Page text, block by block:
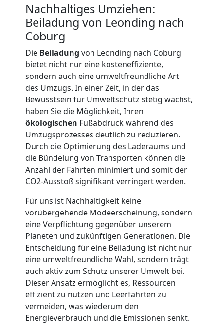
Nachhaltiges Umziehen:
Beiladung von Leonding nach
Coburg
Die Beiladung von Leonding nach Coburg
bietet nicht nur eine kosteneffiziente,
sondern auch eine umweltfreundliche Art
des Umzugs. In einer Zeit, in der das
Bewusstsein für Umweltschutz stetig wächst,
haben Sie die Möglichkeit, Ihren
ökologischen Fußabdruck während des
Umzugsprozesses deutlich zu reduzieren.
Durch die Optimierung des Laderaums und
die Bündelung von Transporten können die
Anzahl der Fahrten minimiert und somit der
CO2-Ausstoß signifikant verringert werden.
Für uns ist Nachhaltigkeit keine
vorübergehende Modeerscheinung, sondern
eine Verpflichtung gegenüber unserem
Planeten und zukünftigen Generationen. Die
Entscheidung für eine Beiladung ist nicht nur
eine umweltfreundliche Wahl, sondern trägt
auch aktiv zum Schutz unserer Umwelt bei.
Dieser Ansatz ermöglicht es, Ressourcen
effizient zu nutzen und Leerfahrten zu
vermeiden, was wiederum den
Energieverbrauch und die Emissionen senkt.
LKW
Möbellift
Leonding
Übersiedlung
Leonding
Klaviertransport
Leonding
Privatumzug
Leonding
Tresortransport